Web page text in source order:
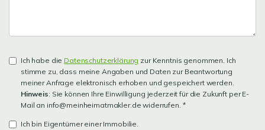
Ich habe die Datenschutzerklärung zur Kenntnis genommen. Ich
stimme zu, dass meine Angaben und Daten zur Beantwortung
meiner Anfrage elektronisch erhoben und gespeichert werden.
Hinweis: Sie können Ihre Einwilligung jederzeit für die Zukunft per E-
Mail an info@meinheimatmakler.de widerrufen. *
Ich bin Eigentümer einer Immobilie.